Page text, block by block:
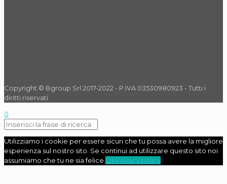
Copyright © Bgroup Srl 2017-2022 - P.IVA 03530980923 - Tutti i
diritti riservati
0
Utilizziamo i cookie per essere sicuri che tu possa avere la migliore
esperienza sul nostro sito. Se continui ad utilizzare questo sito noi
assumiamo che tu ne sia felice. OkPrivacy policy